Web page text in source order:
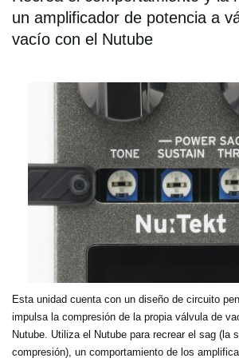
un amplificador de potencia a
vacío con el Nutube
Esta unidad cuenta con un diseño de circuito
impulsa la compresión de la propia válvula de
Nutube. Utiliza el Nutube para recrear el sag (la
compresión), un comportamiento de los